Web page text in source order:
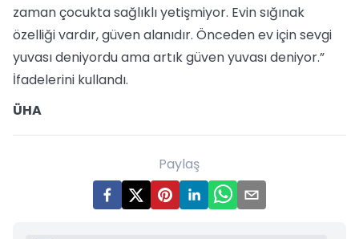
zaman çocukta sağlıklı yetişmiyor. Evin sığınak
özelliği vardır, güven alanıdır. Önceden ev için sevgi
yuvası deniyordu ama artık güven yuvası deniyor.”
İfadelerini kullandı.
ÜHA
Paylaş